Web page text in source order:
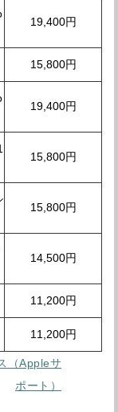
19,400円
15,800円
19,400円
15,800円
15,800円
14,500円
11,200円
11,200円
（Appleサ
ポート）